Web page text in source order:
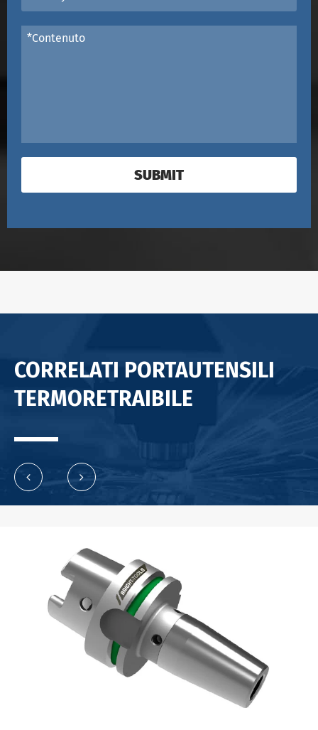
SUBMIT
CORRELATI PORTAUTENSILI
TERMORETRAIBILE